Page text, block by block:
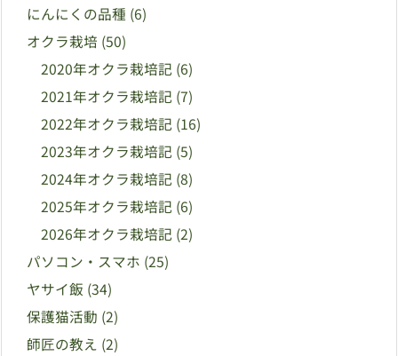
にんにくの品種 (6)
オクラ栽培 (50)
2020年オクラ栽培記 (6)
2021年オクラ栽培記 (7)
2022年オクラ栽培記 (16)
2023年オクラ栽培記 (5)
2024年オクラ栽培記 (8)
2025年オクラ栽培記 (6)
2026年オクラ栽培記 (2)
パソコン・スマホ (25)
ヤサイ飯 (34)
保護猫活動 (2)
師匠の教え (2)